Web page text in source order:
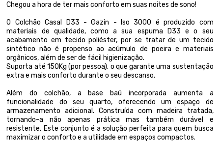
Chegou a hora de ter mais conforto em suas noites de sono!
O Colchão Casal D33 - Gazin - Iso 3000 é produzido com
materiais de qualidade, como a sua espuma D33 e o seu
acabamento em tecido poliéster, por se tratar de um tecido
sintético não é propenso ao acúmulo de poeira e materiais
orgânicos, além de ser de fácil higienização.
Suporta até 150Kg (por pessoa). o que garante uma sustentação
extra e mais conforto durante o seu descanso.
Além do colchão, a base baú incorporada aumenta a
funcionalidade do seu quarto, oferecendo um espaço de
armazenamento adicional. Construída com madeira tratada,
tornando-a não apenas prática mas também durável e
resistente. Este conjunto é a solução perfeita para quem busca
maximizar o conforto e a utilidade em espaços compactos.